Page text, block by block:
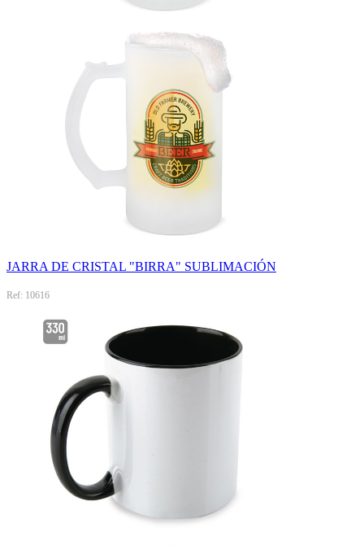
JARRA DE CRISTAL "BIRRA" SUBLIMACIÓN
Ref: 10616